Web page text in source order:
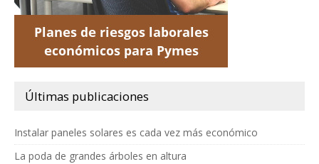
Últimas publicaciones
Instalar paneles solares es cada vez más económico
La poda de grandes árboles en altura